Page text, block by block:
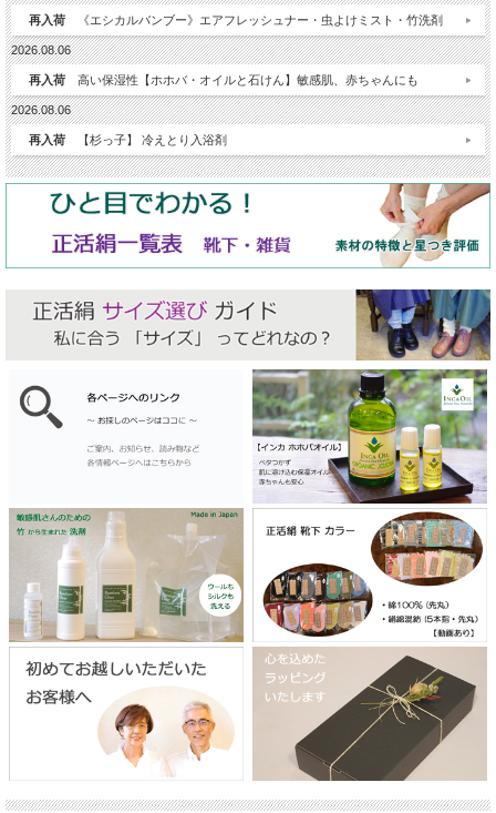
再入荷 《エシカルバンブー》エアフレッシュナー・虫よけミスト・竹洗剤
2026.08.06
再入荷 高い保湿性【ホホバ・オイルと石けん】敏感肌、赤ちゃんにも
2026.08.06
再入荷 【杉っ子】 冷えとり入浴剤